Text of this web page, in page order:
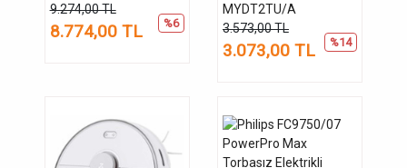
9.274,00 TL
%6
8.774,00 TL
MYDT2TU/A
3.573,00 TL
%14
3.073,00 TL